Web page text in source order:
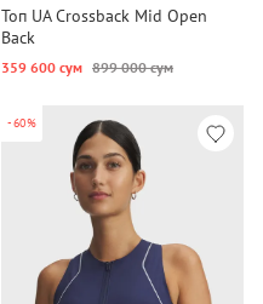
Топ UA Crossback Mid Open
Back
359 600 сум 899 000 сум
-60%